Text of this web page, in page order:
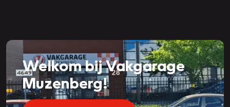
Welkom bij Vakgarage
Muzenberg!